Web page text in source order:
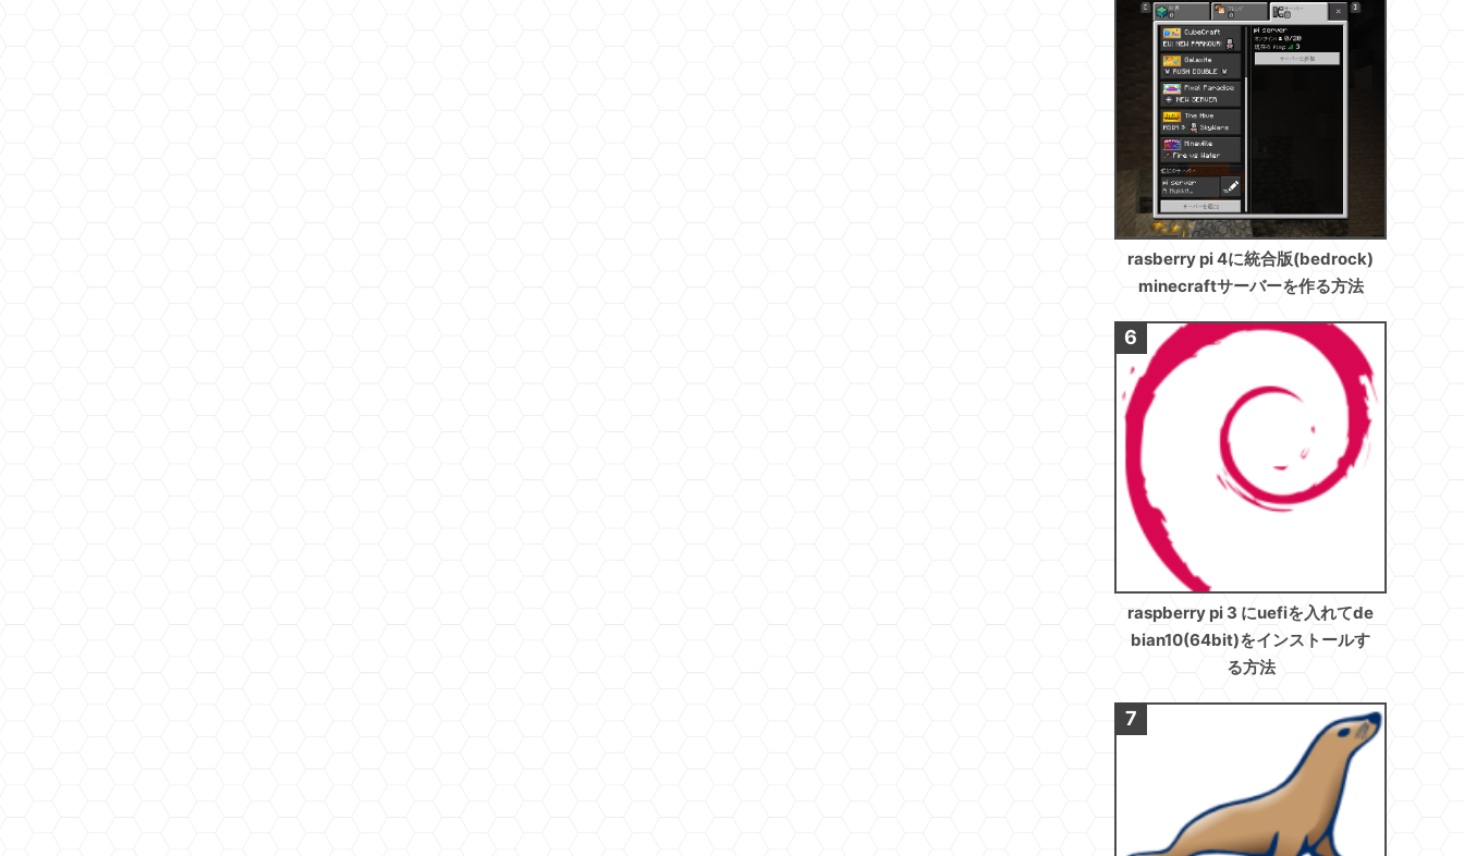
rasberry pi 4に統合版(bedrock)
minecraftサーバーを作る方法
raspberry pi 3 にuefiを入れてde
bian10(64bit)をインストールす
る方法